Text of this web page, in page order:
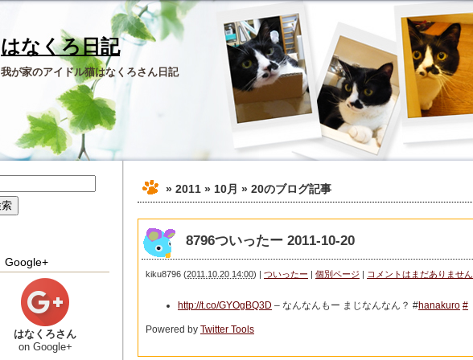
はなくろ日記
我が家のアイドル猫はなくろさん日記
» 2011 » 10月 » 20のブログ記事
8796ついったー 2011-10-20
kiku8796 (2011.10.20 14:00) | ついったー | 個別ページ | コメントはまだありません
http://t.co/GYOgBQ3D – なんなんもー まじなんなん？ #hanakuro #
Powered by Twitter Tools
Google+
はなくろさん
on Google+